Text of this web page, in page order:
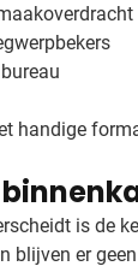
handige
is de
blijven er